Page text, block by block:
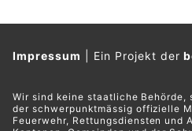
Impressum Ein Projekt der
Wir sind keine staatliche Behörde,
der schwerpunktmässig offizielle
Feuerwehr, Rettungsdiensten und